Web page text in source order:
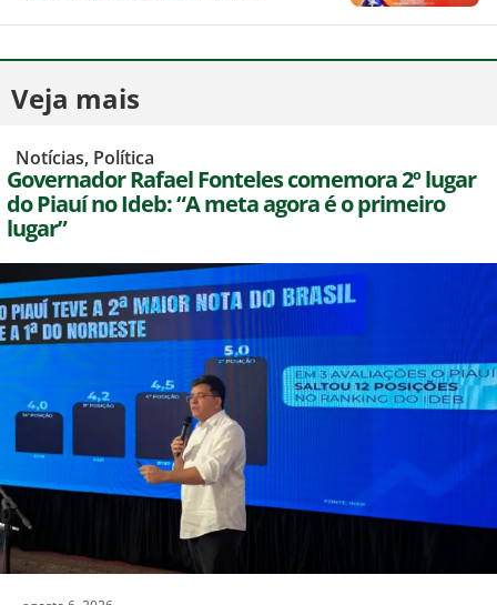
Veja mais
Notícias, Política
Governador Rafael Fonteles comemora 2º lugar
do Piauí no Ideb: “A meta agora é o primeiro
lugar”